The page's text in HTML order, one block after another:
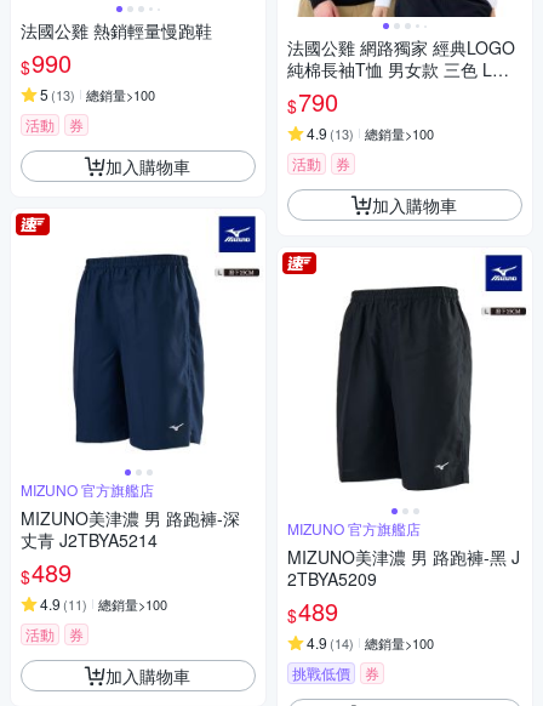
法國公雞 熱銷輕量慢跑鞋
$990
5 (13) 總銷量>100
活動 券
加入購物車
MIZUNO 官方旗艦店
MIZUNO美津濃 男 路跑褲-深
丈青 J2TBYA5214
$489
4.9 (11) 總銷量>100
活動 券
加入購物車
法國公雞 網路獨家 經典LOGO
純棉長袖T恤 男女款 三色 LWW
23911
$790
4.9 (13) 總銷量>100
活動 券
加入購物車
MIZUNO 官方旗艦店
MIZUNO美津濃 男 路跑褲-黑 J
2TBYA5209
$489
4.9 (14) 總銷量>100
挑戰低價 券